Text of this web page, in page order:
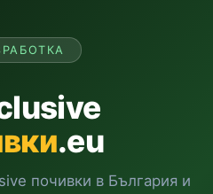
.eu
почивки в България и